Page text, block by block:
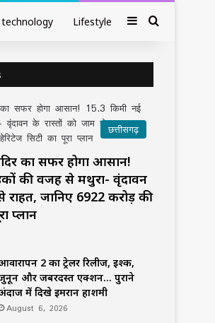
technology Lifestyle SidebarSearch
छत्तीसगढ़
का सफर होगा आसान!
की वजह से मथुरा- वृंदावन
राहत, जानिए 6922 करोड़ की
प्लान
2 का ट्रेलर रिलीज, इश्क,
और जबरदस्त एक्शन… पुराने
में दिखे इमरान हाशमी
August 6, 2026